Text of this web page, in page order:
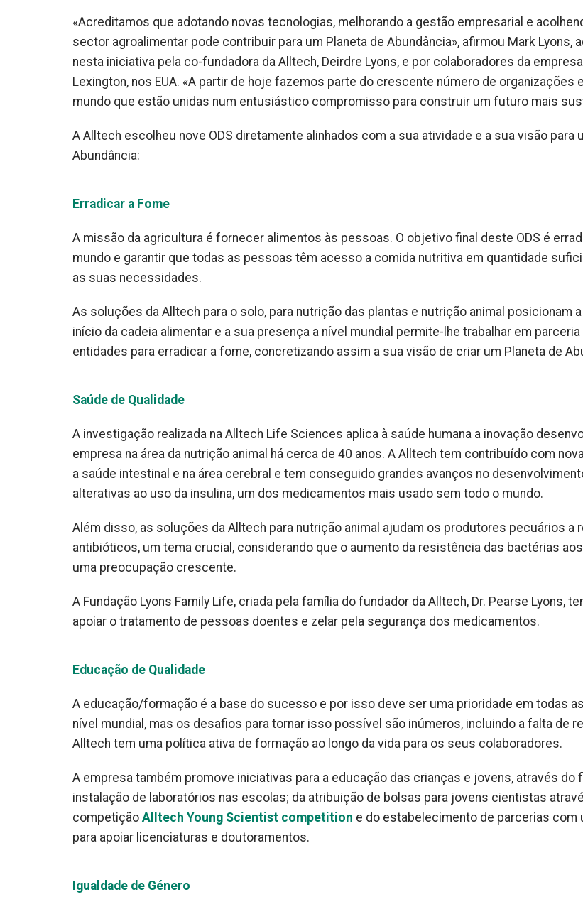
«Acreditamos que adotando novas tecnologias, melhorando a gestão empresarial e
sector agroalimentar pode contribuir para um Planeta de Abundância», afirmou Mark Lyons,
nesta iniciativa pela co-fundadora da Alltech, Deirdre Lyons, e por colaboradores da
Lexington, nos EUA. «A partir de hoje fazemos parte do crescente número de organizações
mundo que estão unidas num entusiástico compromisso para construir um futuro mais
A Alltech escolheu nove ODS diretamente alinhados com a sua atividade e a sua visão para
Abundância:
Erradicar a Fome
A missão da agricultura é fornecer alimentos às pessoas. O objetivo final deste ODS é
mundo e garantir que todas as pessoas têm acesso a comida nutritiva em quantidade
as suas necessidades.
As soluções da Alltech para o solo, para nutrição das plantas e nutrição animal posicionam
início da cadeia alimentar e a sua presença a nível mundial permite-lhe trabalhar em
entidades para erradicar a fome, concretizando assim a sua visão de criar um Planeta de
Saúde de Qualidade
A investigação realizada na Alltech Life Sciences aplica à saúde humana a inovação
empresa na área da nutrição animal há cerca de 40 anos. A Alltech tem contribuído com
a saúde intestinal e na área cerebral e tem conseguido grandes avanços no
alterativas ao uso da insulina, um dos medicamentos mais usado sem todo o mundo.
Além disso, as soluções da Alltech para nutrição animal ajudam os produtores pecuários a
antibióticos, um tema crucial, considerando que o aumento da resistência das bactérias
uma preocupação crescente.
A Fundação Lyons Family Life, criada pela família do fundador da Alltech, Dr. Pearse Lyons,
apoiar o tratamento de pessoas doentes e zelar pela segurança dos medicamentos.
Educação de Qualidade
A educação/formação é a base do sucesso e por isso deve ser uma prioridade em todas
nível mundial, mas os desafios para tornar isso possível são inúmeros, incluindo a falta de
Alltech tem uma política ativa de formação ao longo da vida para os seus colaboradores.
A empresa também promove iniciativas para a educação das crianças e jovens, através do
instalação de laboratórios nas escolas; da atribuição de bolsas para jovens cientistas
competição Alltech Young Scientist competition e do estabelecimento de parcerias com
para apoiar licenciaturas e doutoramentos.
Igualdade de Género